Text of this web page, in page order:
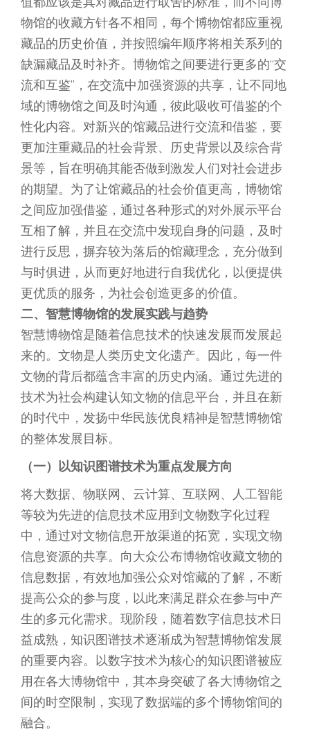
物馆的收藏方针各不相同，每个博物馆都应重视
藏品的历史价值，并按照编年顺序将相关系列的
缺漏藏品及时补齐。博物馆之间要进行更多的“交
流和互鉴”，在交流中加强资源的共享，让不同地
域的博物馆之间及时沟通，彼此吸收可借鉴的个
性化内容。对新兴的馆藏品进行交流和借鉴，要
更加注重藏品的社会背景、历史背景以及综合背
景等，旨在明确其能否做到激发人们对社会进步
的期望。为了让馆藏品的社会价值更高，博物馆
之间应加强借鉴，通过各种形式的对外展示平台
互相了解，并且在交流中发现自身的问题，及时
进行反思，摒弃较为落后的馆藏理念，充分做到
与时俱进，从而更好地进行自我优化，以便提供
更优质的服务，为社会创造更多的价值。
二、智慧博物馆的发展实践与趋势
智慧博物馆是随着信息技术的快速发展而发展起
来的。文物是人类历史文化遗产。因此，每一件
文物的背后都蕴含丰富的历史内涵。通过先进的
技术为社会构建认知文物的信息平台，并且在新
的时代中，发扬中华民族优良精神是智慧博物馆
的整体发展目标。
（一）以知识图谱技术为重点发展方向
将大数据、物联网、云计算、互联网、人工智能
等较为先进的信息技术应用到文物数字化过程
中，通过对文物信息开放渠道的拓宽，实现文物
信息资源的共享。向大众公布博物馆收藏文物的
信息数据，有效地加强公众对馆藏的了解，不断
提高公众的参与度，以此来满足群众在参与中产
生的多元化需求。现阶段，随着数字信息技术日
益成熟，知识图谱技术逐渐成为智慧博物馆发展
的重要内容。以数字技术为核心的知识图谱被应
用在各大博物馆中，其本身突破了各大博物馆之
间的时空限制，实现了数据端的多个博物馆间的
融合。